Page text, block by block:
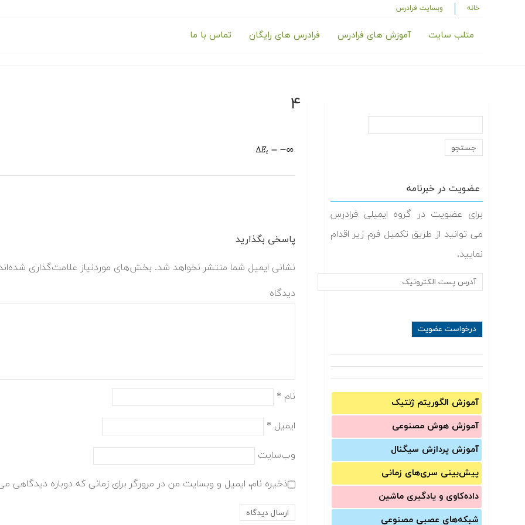
خانه وبسایت فرادرس
متلب سایت آموزش های فرادرس فرادرس های رایگان تماس با ما
عضویت در خبرنامه
برای عضویت در گروه ایمیلی فرادرس
می توانید از طریق تکمیل فرم زیر اقدام
نمایید.
آموزش الگوریتم ژنتیک
آموزش‌ هوش مصنوعی
آموزش‌ پردازش سیگنال
پیش‌‌بینی سری‌‌های زمانی
داده‌کاوی و یادگیری ماشین
شبکه‌های عصبی مصنوعی
۴
پاسخی بگذارید
نشانی ایمیل شما منتشر نخواهد شد. بخش‌های موردنیاز علامت‌گذاری
دیدگاه
نام *
ایمیل *
وب‌سایت
ذخیره نام، ایمیل و وبسایت من در مرورگر برای زمانی که دوباره دیدگاهی